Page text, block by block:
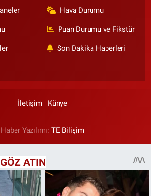
Hava Durumu
Puan Durumu ve Fikstür
Son Dakika Haberleri
İletişim Künye
Haber Yazılımı: TE Bilişim